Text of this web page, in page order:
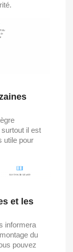
il est
utile pour
et les
informera
du
pouvez